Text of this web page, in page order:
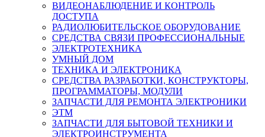
ВИДЕОНАБЛЮДЕНИЕ И КОНТРОЛЬ
ДОСТУПА
РАДИОЛЮБИТЕЛЬСКОЕ ОБОРУДОВАНИЕ
СРЕДСТВА СВЯЗИ ПРОФЕССИОНАЛЬНЫЕ
ЭЛЕКТРОТЕХНИКА
УМНЫЙ ДОМ
ТЕХНИКА И ЭЛЕКТРОНИКА
СРЕДСТВА РАЗРАБОТКИ, КОНСТРУКТОРЫ,
ПРОГРАММАТОРЫ, МОДУЛИ
ЗАПЧАСТИ ДЛЯ РЕМОНТА ЭЛЕКТРОНИКИ
ЭТМ
ЗАПЧАСТИ ДЛЯ БЫТОВОЙ ТЕХНИКИ И
ЭЛЕКТРОИНСТРУМЕНТА